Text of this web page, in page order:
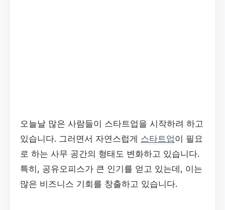
오늘날 많은 사람들이 스타트업을 시작하려 하고
있습니다. 그러면서 자연스럽게 스타트업이 필요
로 하는 사무 공간의 형태도 변화하고 있습니다.
특히, 공유오피스가 큰 인기를 얻고 있는데, 이는
많은 비즈니스 기회를 창출하고 있습니다.